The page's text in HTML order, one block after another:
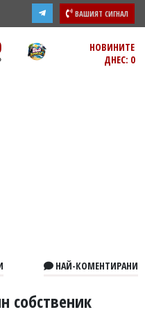
ВАШИЯТ СИГНАЛ
НОВИНИТЕ
ДНЕС: 0
НАЙ-КОМЕНТИРАНИ
собственик